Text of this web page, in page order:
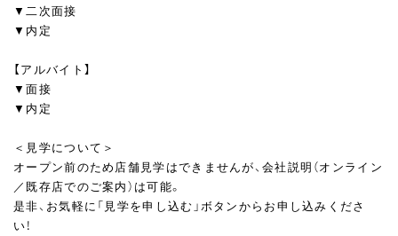
▼二次面接
▼内定
【アルバイト】
▼面接
▼内定
＜見学について＞
オープン前のため店舗見学はできませんが、会社説明（オンライン
／既存店でのご案内）は可能。
是非、お気軽に「見学を申し込む」ボタンからお申し込みくださ
い！